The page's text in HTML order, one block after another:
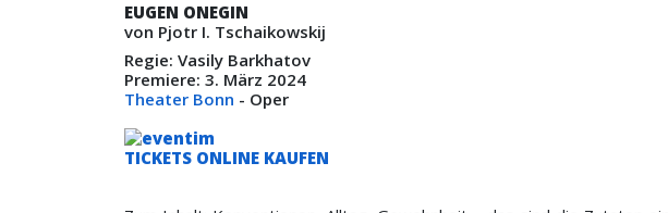
EUGEN ONEGIN
von Pjotr I. Tschaikowskij
Regie: Vasily Barkhatov
Premiere: 3. März 2024
Theater Bonn - Oper
TICKETS ONLINE KAUFEN